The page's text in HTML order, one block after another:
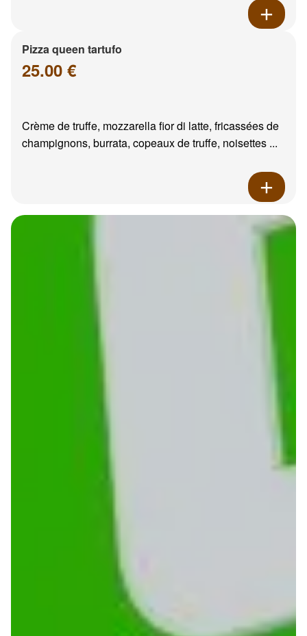
Pizza queen tartufo
25.00 €
Crème de truffe, mozzarella fior di latte, fricassées de
champignons, burrata, copeaux de truffe, noisettes ...